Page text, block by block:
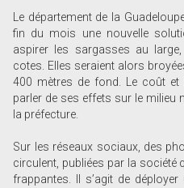
Le département de la
fin du mois une nouvelle
aspirer les sargasses au
cotes. Elles seraient alors
400 mètres de fond. Le coût et
parler de ses effets sur le milieu
la préfecture.
Sur les réseaux sociaux, des
circulent, publiées par la société
frappantes. Il s’agit de